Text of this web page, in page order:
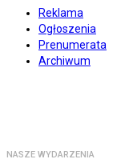
Reklama
Ogłoszenia
Prenumerata
Archiwum
NASZE WYDARZENIA